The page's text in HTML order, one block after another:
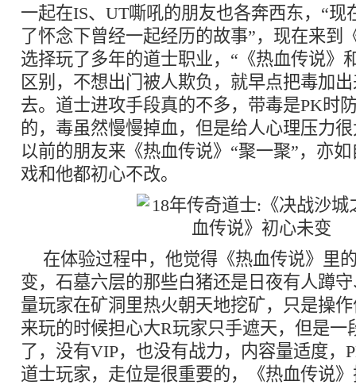
一起在IS、UT嘶吼的朋友也各奔西东，“现
了怀念下曾经一起经历的故事”，现在来到
选择玩了多年的道士职业，“《热血传说》
区别，不想出门被人欺负，就早点把毒加
去。道士进攻手段真的不多，带毒是PK时
的，毒虽然慢慢掉血，但是给人心理压力
以前的朋友来《热血传说》“聚一聚”，亦
戏和他都初心不改。
在体验过程中，他觉得《热血传说》里
变，石墓六层的那些白猪还是日夜有人蹲
量玩家在矿洞里热火朝天地挖矿，只是操
来玩的时候担心大R玩家只手遮天，但是一
了，没有VIP，也没有战力，内容量适度，
道士玩家，走位是很重要的，《热血传说